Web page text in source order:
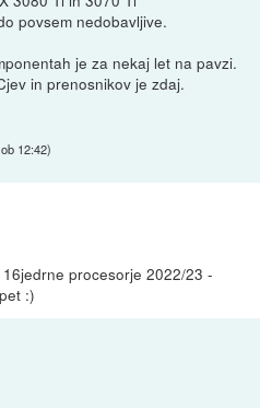
povsem nedobavljive.
je za nekaj let na pavzi.
in prenosnikov je zdaj.
12:42)
procesorje 2022/23 -
:)